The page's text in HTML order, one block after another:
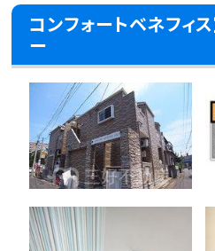
コンフォートベネフィ
ー